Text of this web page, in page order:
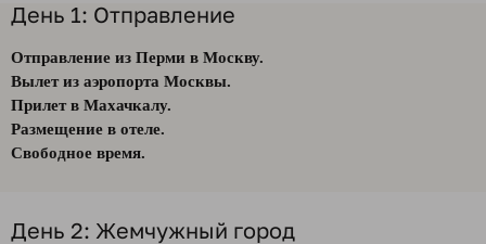
День 1: Отправление
Отправление из Перми в Москву.
Вылет из аэропорта Москвы.
Прилет в Махачкалу.
Размещение в отеле.
Свободное время.
День 2: Жемчужный город